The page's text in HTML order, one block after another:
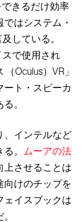
きるだけ効率
はシステム・
している。
で使用され
Oculus）VR」
ート・スピーカ
。
、インテルなど
。
ムーアの法
上させることは
向けのチップを
ェイスブックは